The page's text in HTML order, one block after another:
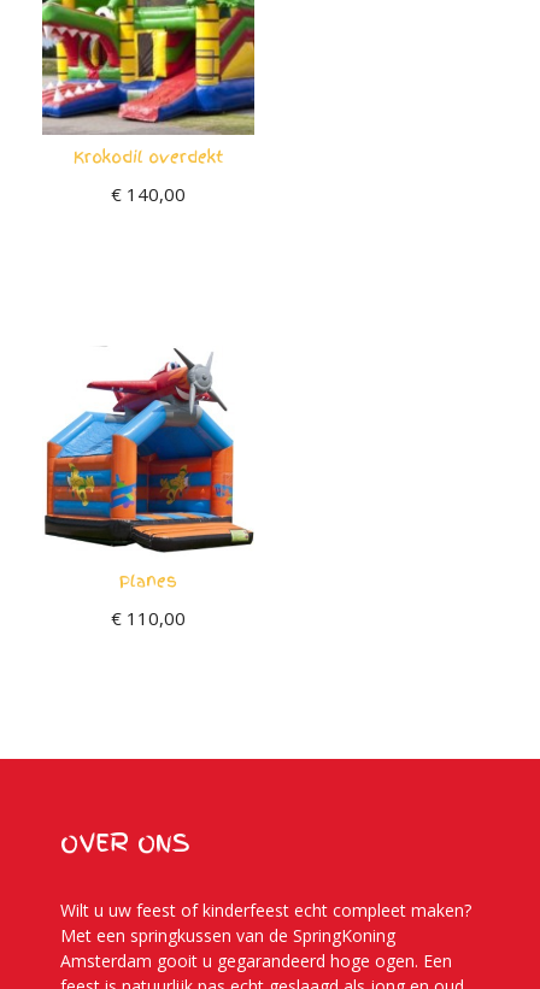
Krokodil overdekt
€ 140,00
Planes
€ 110,00
OVER ONS
Wilt u uw feest of kinderfeest echt compleet maken?
Met een springkussen van de SpringKoning
Amsterdam gooit u gegarandeerd hoge ogen. Een